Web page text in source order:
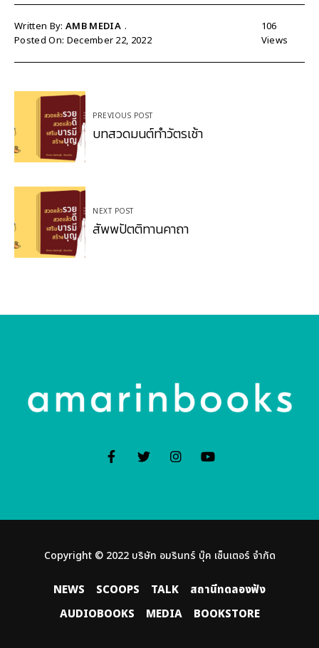
Written By: AMB MEDIA
Posted On: December 22, 2022
106
Views
Post
navigationPREVIOUS POST
บทสวดมนต์ทำวัตรเช้า
NEXT POST
สัพพปัตติทานคาถา
NEWS SCOOPS TALK
สถานีทดลองฟัง
AUDIOBOOKS
MEDIA BOOKSTORE
Copyright © 2022 บริษัท อมรินทร์ บุ๊ค เซ็นเตอร์ จํากัด